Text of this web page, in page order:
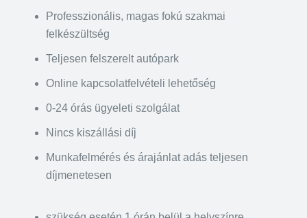
Professzionális, magas fokú szakmai
felkészültség
Teljesen felszerelt autópark
Online kapcsolatfelvételi lehetőség
0-24 órás ügyeleti szolgálat
Nincs kiszállási díj
Munkafelmérés és árajánlat adás teljesen
díjmenetesen